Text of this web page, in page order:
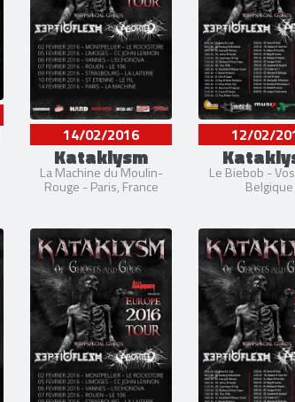
14/02/2016
Kataklysm
La Machine du Moulin-
Rouge - Paris, France
12/02/
Le Biebob -
Belgique